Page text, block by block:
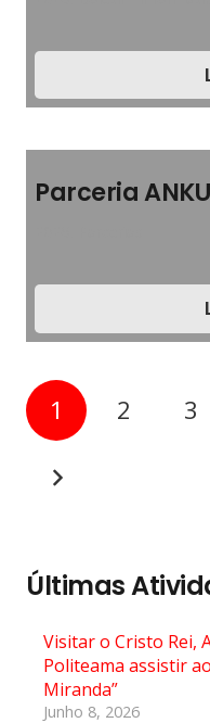
Parceria
1 2 3
Últimas
Visitar o Cristo Rei,
Politeama assistir
Miranda”
Junho 8, 2026